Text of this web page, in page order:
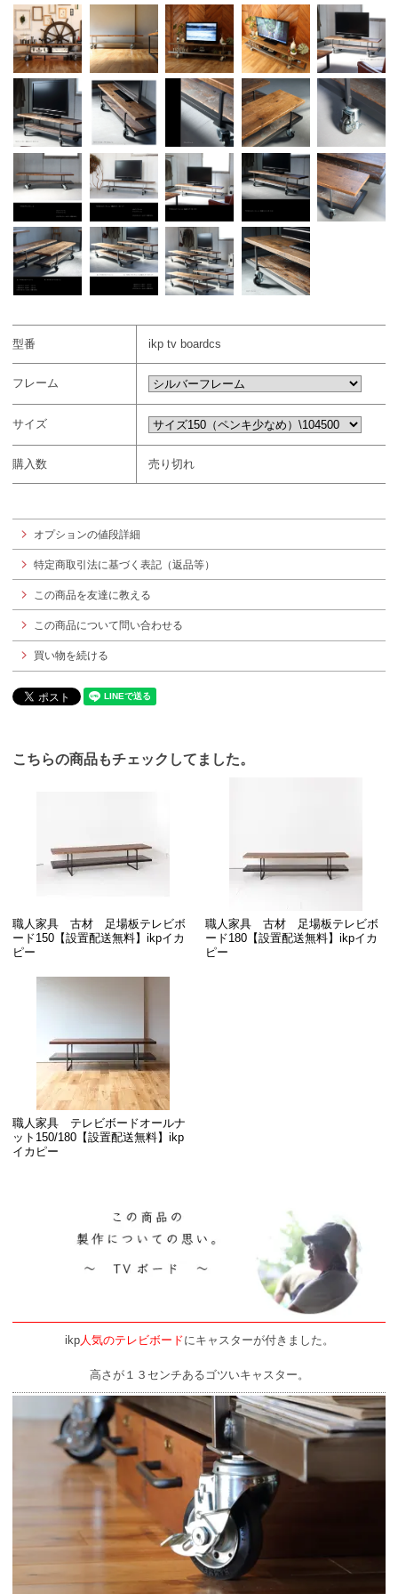
型番 ikp tv boardcs
フレーム
サイズ
購入数 売り切れ
オプションの値段詳細
特定商取引法に基づく表記（返品等）
この商品を友達に教える
この商品について問い合わせる
買い物を続ける
こちらの商品もチェックしてました。
職人家具 古材 足場板テレビボ
ード150【設置配送無料】ikpイカ
ピー
職人家具 古材 足場板テレビボ
ード180【設置配送無料】ikpイカ
ピー
職人家具 テレビボードオールナ
ット150/180【設置配送無料】ikp
イカピー
ikp人気のテレビボードにキャスターが付きました。
高さが１３センチあるゴツいキャスター。